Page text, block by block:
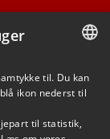
DANISH
ENGLISH
til. Du kan
ikon nederst til
til statistik,